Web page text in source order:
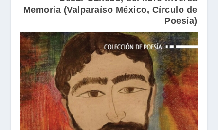
Memoria (Valparaíso México, Círculo de
Poesía)